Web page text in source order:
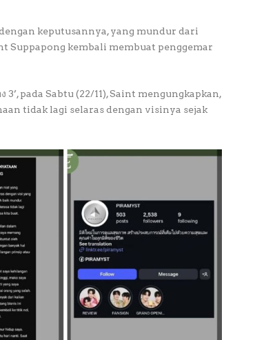
keputusannya, yang mundur dari
Suppapong kembali membuat penggemar
pada Sabtu (22/11), Saint mengungkapkan,
tidak lagi selaras dengan visinya sejak